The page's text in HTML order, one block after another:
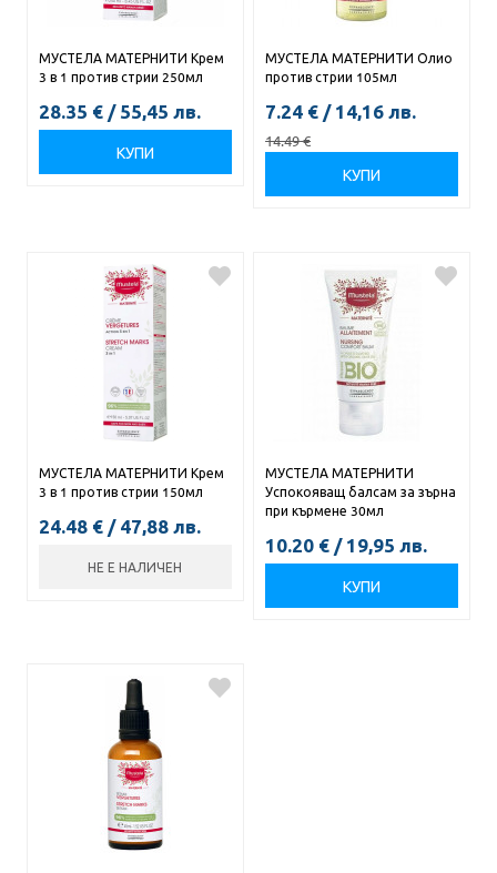
МУСТЕЛА МАТЕРНИТИ Крем
3 в 1 против стрии 250мл
28.35 € / 55,45 лв.
КУПИ
МУСТЕЛА МАТЕРНИТИ Олио
против стрии 105мл
7.24 € / 14,16 лв.
14.49€
КУПИ
МУСТЕЛА МАТЕРНИТИ Крем
3 в 1 против стрии 150мл
24.48 € / 47,88 лв.
НЕ Е НАЛИЧЕН
МУСТЕЛА МАТЕРНИТИ
Успокояващ балсам за зърна
при кърмене 30мл
10.20 € / 19,95 лв.
КУПИ